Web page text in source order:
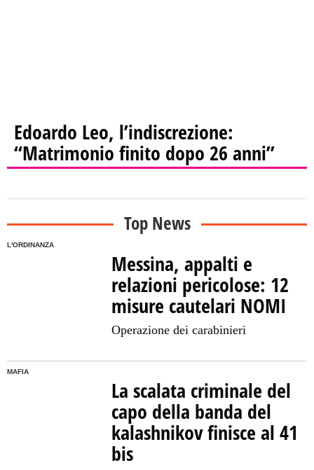
Edoardo Leo, l’indiscrezione:
“Matrimonio finito dopo 26 anni”
Top News
L'ORDINANZA
Messina, appalti e
relazioni pericolose: 12
misure cautelari NOMI
Operazione dei carabinieri
MAFIA
La scalata criminale del
capo della banda del
kalashnikov finisce al 41
bis